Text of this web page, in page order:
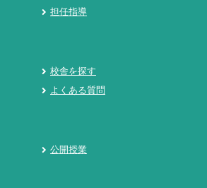
担任指導
校舎を探す
よくある質問
公開授業